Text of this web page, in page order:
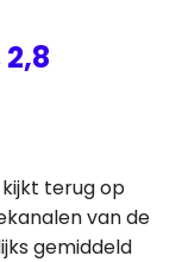
terug op
van de
gemiddeld